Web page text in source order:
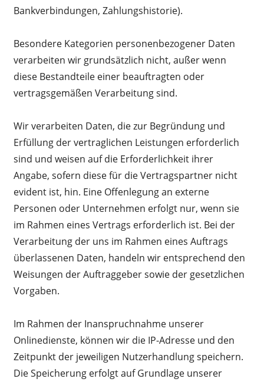
Bankverbindungen, Zahlungshistorie).
Besondere Kategorien personenbezogener Daten
verarbeiten wir grundsätzlich nicht, außer wenn
diese Bestandteile einer beauftragten oder
vertragsgemäßen Verarbeitung sind.
Wir verarbeiten Daten, die zur Begründung und
Erfüllung der vertraglichen Leistungen erforderlich
sind und weisen auf die Erforderlichkeit ihrer
Angabe, sofern diese für die Vertragspartner nicht
evident ist, hin. Eine Offenlegung an externe
Personen oder Unternehmen erfolgt nur, wenn sie
im Rahmen eines Vertrags erforderlich ist. Bei der
Verarbeitung der uns im Rahmen eines Auftrags
überlassenen Daten, handeln wir entsprechend den
Weisungen der Auftraggeber sowie der gesetzlichen
Vorgaben.
Im Rahmen der Inanspruchnahme unserer
Onlinedienste, können wir die IP-Adresse und den
Zeitpunkt der jeweiligen Nutzerhandlung speichern.
Die Speicherung erfolgt auf Grundlage unserer